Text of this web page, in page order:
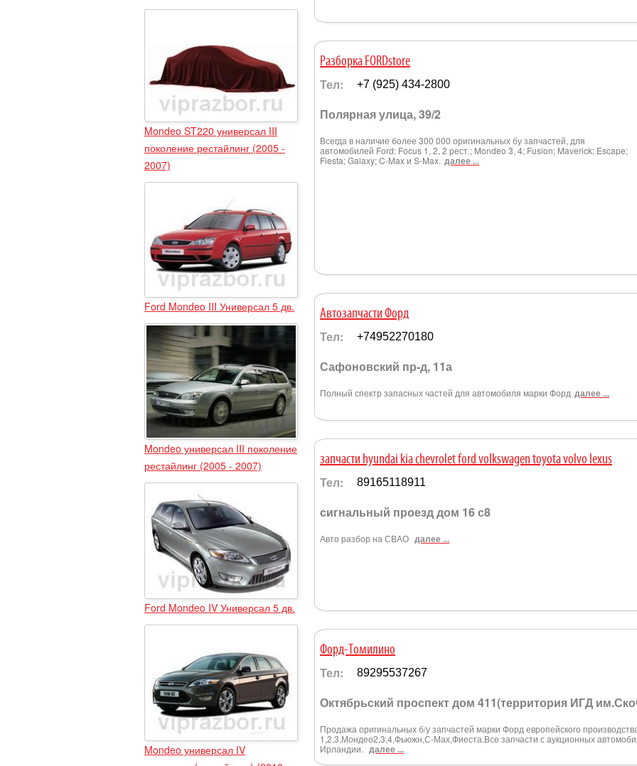
Mondeo ST220 универсал III
поколение рестайлинг (2005 -
2007)
Ford Mondeo III Универсал 5 дв.
Mondeo универсал III поколение
рестайлинг (2005 - 2007)
Ford Mondeo IV Универсал 5 дв.
Mondeo универсал IV
Разборка FORDstore
Тел: +7 (925) 434-2800
Полярная улица, 39/2
Всегда в наличие более 300 000 оригинальных бу запчастей, для
автомобилей Ford: Focus 1, 2, 2 рест.; Mondeo 3, 4; Fusion; Maverick; Escape;
Fiesta; Galaxy; C-Max и S-Max. далее ...
Автозапчасти Форд
Тел: +74952270180
Сафоновский пр-д, 11а
Полный спектр запасных частей для автомобиля марки Форд далее ...
запчасти hyundai kia chevrolet ford volkswagen toyota volvo lexus
Тел: 89165118911
сигнальный проезд дом 16 с8
Авто разбор на СВАО далее ...
Форд-Томилино
Тел: 89295537267
Октябрьский проспект дом 411(территория ИГД
Продажа оригинальных б/у запчастей марки Форд европейского
1,2,3,Мондео2,3,4,Фьюжн,С-Мах,Фиеста.Все запчасти с аукционных
Ирландии. далее ...